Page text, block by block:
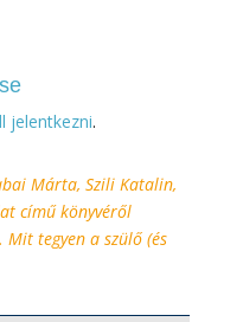
jelentkezni.
Márta, Szili Katalin,
című könyvéről
tegyen a szülő (és